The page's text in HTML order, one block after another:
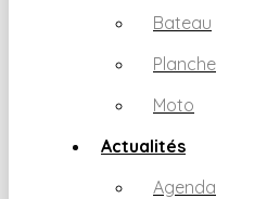
Bateau
Planche
Moto
Actualités
Agenda